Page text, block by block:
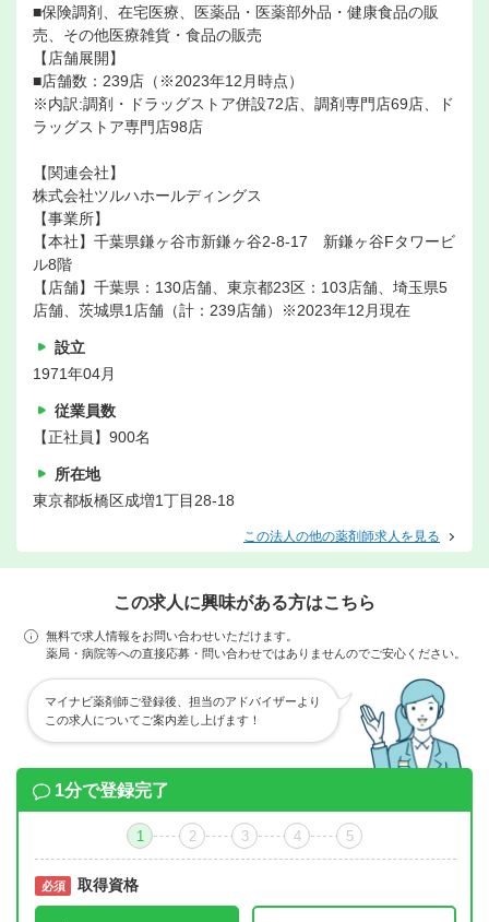
■保険調剤、在宅医療、医薬品・医薬部外品・健康食品の販
売、その他医療雑貨・食品の販売
【店舗展開】
■店舗数：239店（※2023年12月時点）
※内訳:調剤・ドラッグストア併設72店、調剤専門店69店、ド
ラッグストア専門店98店
【関連会社】
株式会社ツルハホールディングス
【事業所】
【本社】千葉県鎌ヶ谷市新鎌ヶ谷2-8-17 新鎌ヶ谷Fタワービ
ル8階
【店舗】千葉県：130店舗、東京都23区：103店舗、埼玉県5
店舗、茨城県1店舗（計：239店舗）※2023年12月現在
設立
1971年04月
従業員数
【正社員】900名
所在地
東京都板橋区成増1丁目28-18
この法人の他の薬剤師求人を見る
この求人に興味がある方はこちら
無料で求人情報をお問い合わせいただけます。
薬局・病院等への直接応募・問い合わせではありませんのでご安心ください。
マイナビ薬剤師ご登録後、担当のアドバイザーより
この求人についてご案内差し上げます！
1分で登録完了
1 2 3 4 5
必須 取得資格